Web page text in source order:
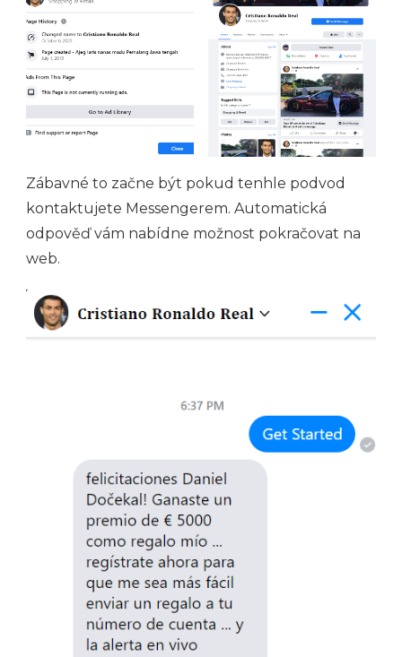
Zábavné to začne být pokud tenhle podvod
kontaktujete Messengerem. Automatická
odpověď vám nabídne možnost pokračovat na
web.